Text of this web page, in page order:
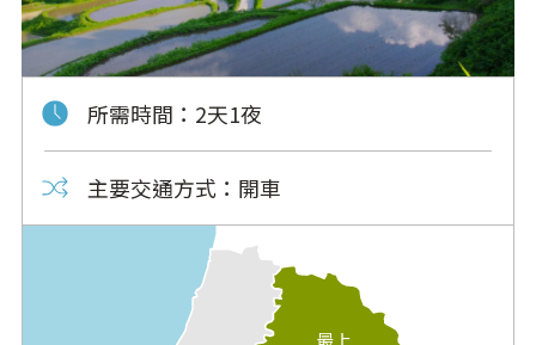
所需時間 2天1夜
主要交通方式 開車
最上